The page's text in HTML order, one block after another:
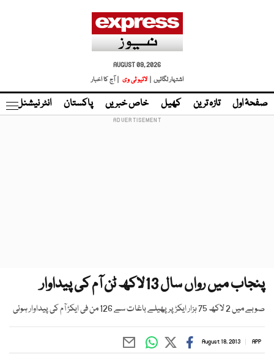
AUGUST 09, 2026
اشتہار لگائیں |
لائیو ٹی وی | آج کا اخبار
صفحۂ اول تازہ ترین کھیل خاص خبریں پاکستان انٹر نیشنل
پنجاب میں رواں سال 13لاکھ ٹن آم کی پیداوار
صوبے میں 2 لاکھ 75 ہزار ایکڑ پرپھیلے باغات سے 126 من فی ایکڑ آم کی پیداوار ہوئی
APP
August 18, 2013